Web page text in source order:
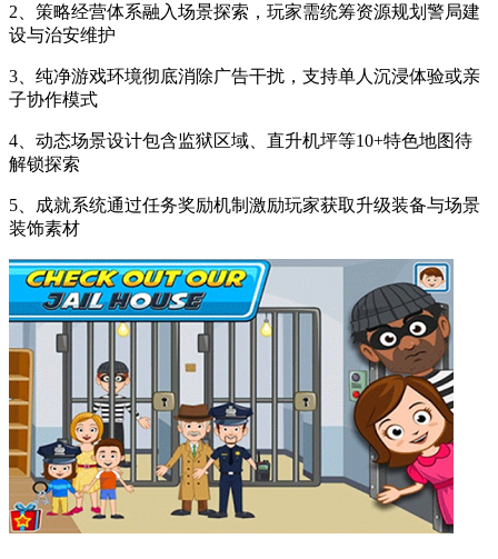
2、策略经营体系融入场景探索，玩家需统筹资源规划警局建
设与治安维护
3、纯净游戏环境彻底消除广告干扰，支持单人沉浸体验或亲
子协作模式
4、动态场景设计包含监狱区域、直升机坪等10+特色地图待
解锁探索
5、成就系统通过任务奖励机制激励玩家获取升级装备与场景
装饰素材